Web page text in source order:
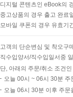
디지털 콘텐츠인 eBook의
중고상품의 경우 출고 완료
모바일 쿠폰의 경우 유효기
고객의 단순변심 및 착오구
직수입양서/직수입일서중
단, 아래의 주문/취소 조건
오늘 00시 ~ 06시 30분
오늘 06시 30분 이후 주